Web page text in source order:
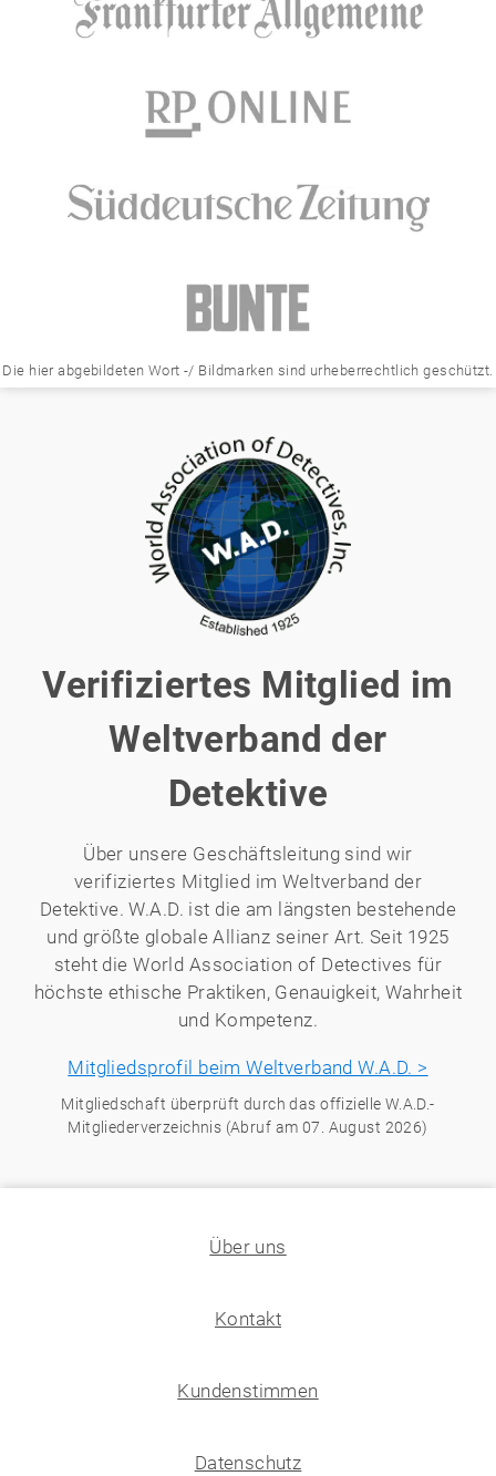
Die hier abgebildeten Wort -/ Bildmarken sind urheberrechtlich geschützt.
Verifiziertes Mitglied im
Weltverband der
Detektive
Über unsere Geschäftsleitung sind wir
verifiziertes Mitglied im Weltverband der
Detektive. W.A.D. ist die am längsten bestehende
und größte globale Allianz seiner Art. Seit 1925
steht die World Association of Detectives für
höchste ethische Praktiken, Genauigkeit, Wahrheit
und Kompetenz.
Mitgliedsprofil beim Weltverband W.A.D. >
Mitgliedschaft überprüft durch das offizielle W.A.D.-
Mitgliederverzeichnis (Abruf am 07. August 2026)
Über uns
Kontakt
Kundenstimmen
Datenschutz